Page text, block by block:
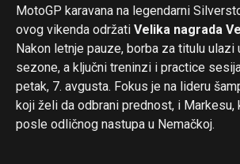
MotoGP karavana na legendarni
ovog vikenda održati Velika nagrada
Nakon letnje pauze, borba za titulu ulazi
sezone, a ključni treninzi i practice
petak, 7. avgusta. Fokus je na lideru
koji želi da odbrani prednost, i Markesu,
posle odličnog nastupa u Nemačkoj.